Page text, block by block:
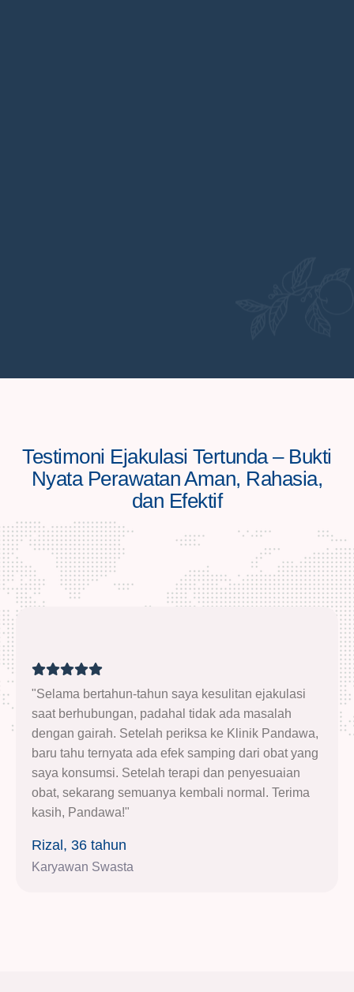
Testimoni Ejakulasi Tertunda – Bukti
Nyata Perawatan Aman, Rahasia,
dan Efektif
"Selama bertahun-tahun saya kesulitan ejakulasi
saat berhubungan, padahal tidak ada masalah
dengan gairah. Setelah periksa ke Klinik Pandawa,
baru tahu ternyata ada efek samping dari obat yang
saya konsumsi. Setelah terapi dan penyesuaian
obat, sekarang semuanya kembali normal. Terima
kasih, Pandawa!"
Rizal, 36 tahun
Karyawan Swasta